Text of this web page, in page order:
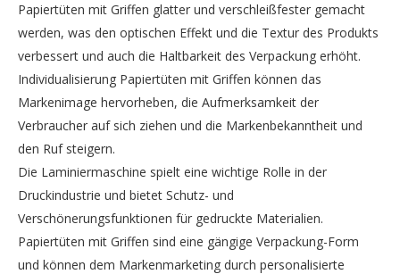
Papiertüten mit Griffen glatter und verschleißfester gemacht
werden, was den optischen Effekt und die Textur des Produkts
verbessert und auch die Haltbarkeit des Verpackung erhöht.
Individualisierung Papiertüten mit Griffen können das
Markenimage hervorheben, die Aufmerksamkeit der
Verbraucher auf sich ziehen und die Markenbekanntheit und
den Ruf steigern.
Die Laminiermaschine spielt eine wichtige Rolle in der
Druckindustrie und bietet Schutz- und
Verschönerungsfunktionen für gedruckte Materialien.
Papiertüten mit Griffen sind eine gängige Verpackung-Form
und können dem Markenmarketing durch personalisierte